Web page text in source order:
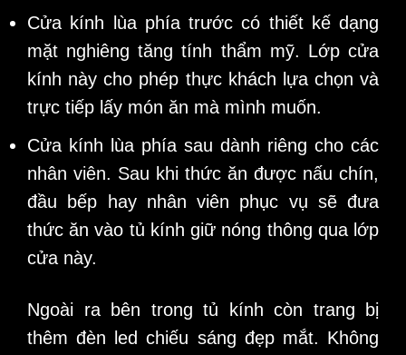
Cửa kính lùa phía trước có thiết kế dạng
mặt nghiêng tăng tính thẩm mỹ. Lớp cửa
kính này cho phép thực khách lựa chọn và
trực tiếp lấy món ăn mà mình muốn.
Cửa kính lùa phía sau dành riêng cho các
nhân viên. Sau khi thức ăn được nấu chín,
đầu bếp hay nhân viên phục vụ sẽ đưa
thức ăn vào tủ kính giữ nóng thông qua lớp
cửa này.
Ngoài ra bên trong tủ kính còn trang bị
thêm đèn led chiếu sáng đẹp mắt. Không